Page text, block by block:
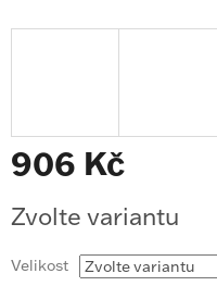
906 Kč
cena:
Zvolte variantu
Velikost